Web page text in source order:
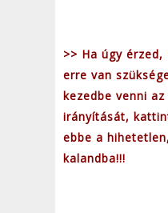
>> Ha úgy
erre van
kezedbe venni
irányítását,
ebbe a
kalandba!!!